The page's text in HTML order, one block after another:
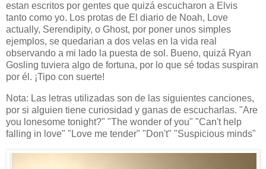
estan escritos por gentes que quizá escucharon a Elvis
tanto como yo. Los protas de El diario de Noah, Love
actually, Serendipity, o Ghost, por poner unos simples
ejemplos, se quedarian a dos velas en la vida real
observando a mi lado la puesta de sol. Bueno, quizá Ryan
Gosling tuviera algo de fortuna, por lo que sé todas suspiran
por él. ¡Tipo con suerte!
Nota: Las letras utilizadas son de las siguientes canciones,
por si alguien tiene curiosidad y ganas de escucharlas. "Are
you lonesome tonight?" "The wonder of you" "Can't help
falling in love" "Love me tender" "Don't" "Suspicious minds"